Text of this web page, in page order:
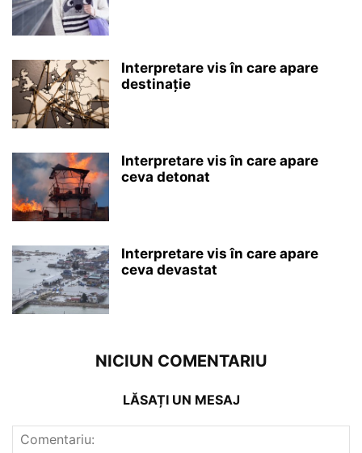
Interpretare vis în care apare
destinație
Interpretare vis în care apare
ceva detonat
Interpretare vis în care apare
ceva devastat
NICIUN COMENTARIU
LĂSAȚI UN MESAJ